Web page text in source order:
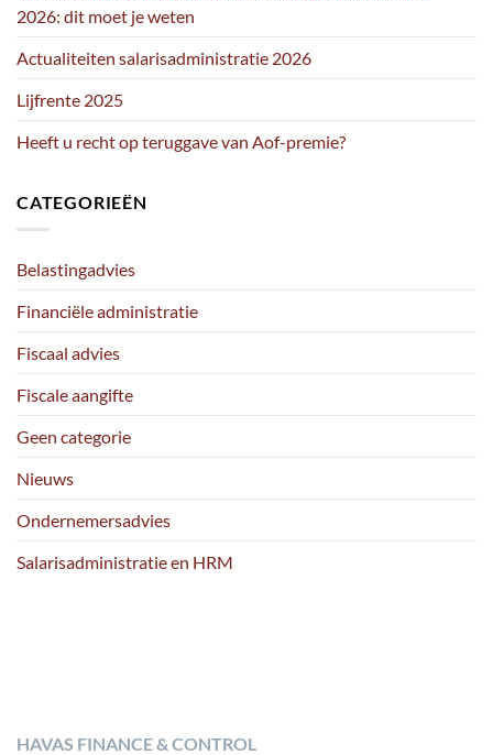
2026: dit moet je weten
Actualiteiten salarisadministratie 2026
Lijfrente 2025
Heeft u recht op teruggave van Aof-premie?
CATEGORIEËN
Belastingadvies
Financiële administratie
Fiscaal advies
Fiscale aangifte
Geen categorie
Nieuws
Ondernemersadvies
Salarisadministratie en HRM
HAVAS FINANCE & CONTROL